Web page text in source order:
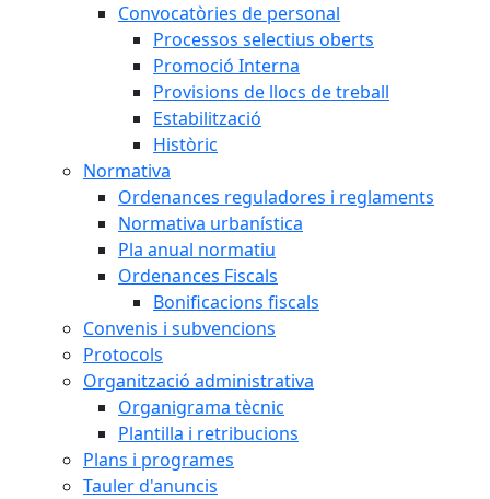
Convocatòries de personal
Processos selectius oberts
Promoció Interna
Provisions de llocs de treball
Estabilització
Històric
Normativa
Ordenances reguladores i reglaments
Normativa urbanística
Pla anual normatiu
Ordenances Fiscals
Bonificacions fiscals
Convenis i subvencions
Protocols
Organització administrativa
Organigrama tècnic
Plantilla i retribucions
Plans i programes
Tauler d'anuncis